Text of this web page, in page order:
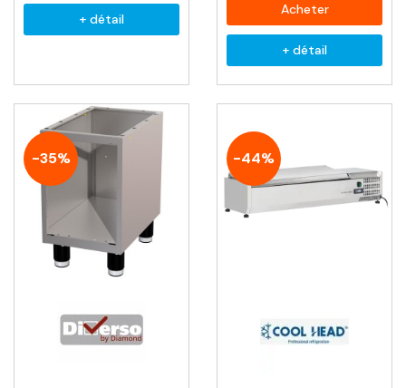
+ détail
Acheter
+ détail
-35% -44%